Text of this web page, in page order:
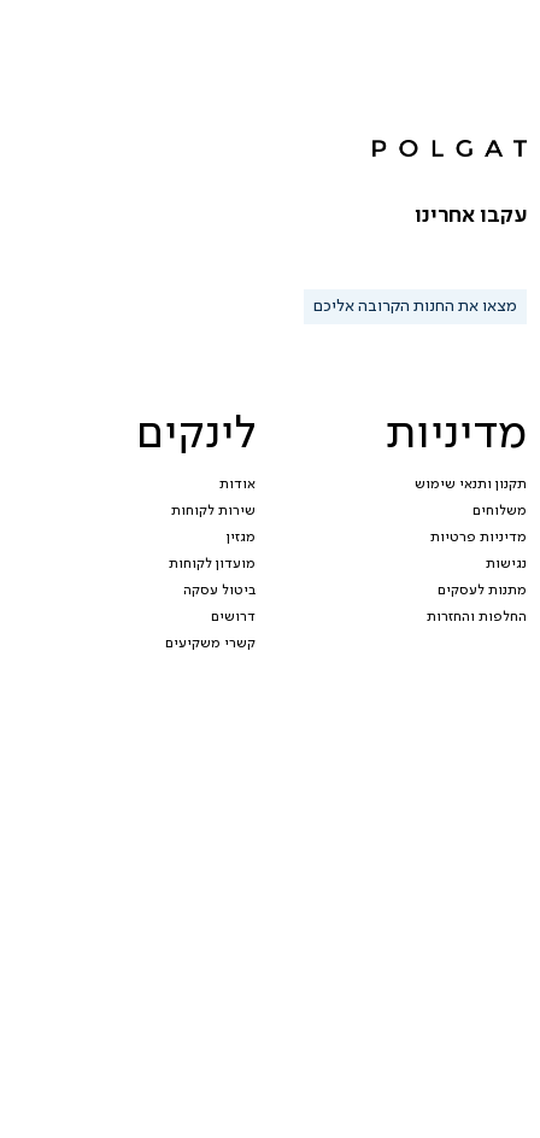
מדיניות
תקנון ותנאי שימוש
משלוחים
מדיניות פרטיות
נגישות
מתנות לעסקים
החלפות והחזרות
לינקים
אודות
שירות לקוחות
מגזין
מועדון לקוחות
ביטול עסקה
דרושים
קשרי משקיעים
עקבו אחרינו
מצאו את החנות הקרובה אליכם